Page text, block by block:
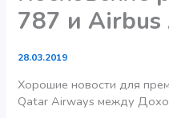
787 и Airbus
28.03.2019
Хорошие новости для
Qatar Airways между